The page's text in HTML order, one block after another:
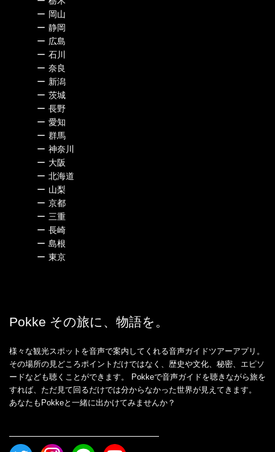
ー 岡山
ー 静岡
ー 広島
ー 石川
ー 奈良
ー 新潟
ー 茨城
ー 長野
ー 愛知
ー 群馬
ー 神奈川
ー 大阪
ー 北海道
ー 山梨
ー 京都
ー 三重
ー 長崎
ー 島根
ー 東京
Pokke その旅に、物語を。
様々な観光スポットを音声で案内してくれる音声ガイドツアーアプリ。
その場所の見どころポイントだけではなく、歴史や文化、秘密、エピソ
ードなども聴くことができます。 Pokkeで音声ガイドを聴きながら旅を
すれば、ただ見て回るだけでは分からなかった世界が見えてきます。
あなたもPokkeと一緒に出かけてみませんか？